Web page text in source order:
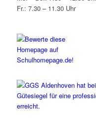
Fr.: 7.30 – 11.30 Uhr